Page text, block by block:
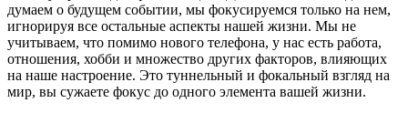
думаем о будущем событии, мы фокусируемся только на нем,
игнорируя все остальные аспекты нашей жизни. Мы не
учитываем, что помимо нового телефона, у нас есть работа,
отношения, хобби и множество других факторов, влияющих
на наше настроение. Это туннельный и фокальный взгляд на
мир, вы сужаете фокус до одного элемента вашей жизни.